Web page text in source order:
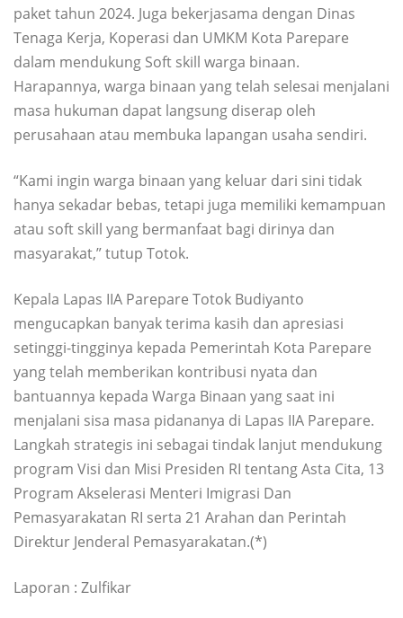
paket tahun 2024. Juga bekerjasama dengan Dinas
Tenaga Kerja, Koperasi dan UMKM Kota Parepare
dalam mendukung Soft skill warga binaan.
Harapannya, warga binaan yang telah selesai menjalani
masa hukuman dapat langsung diserap oleh
perusahaan atau membuka lapangan usaha sendiri.
“Kami ingin warga binaan yang keluar dari sini tidak
hanya sekadar bebas, tetapi juga memiliki kemampuan
atau soft skill yang bermanfaat bagi dirinya dan
masyarakat,” tutup Totok.
Kepala Lapas IIA Parepare Totok Budiyanto
mengucapkan banyak terima kasih dan apresiasi
setinggi-tingginya kepada Pemerintah Kota Parepare
yang telah memberikan kontribusi nyata dan
bantuannya kepada Warga Binaan yang saat ini
menjalani sisa masa pidananya di Lapas IIA Parepare.
Langkah strategis ini sebagai tindak lanjut mendukung
program Visi dan Misi Presiden RI tentang Asta Cita, 13
Program Akselerasi Menteri Imigrasi Dan
Pemasyarakatan RI serta 21 Arahan dan Perintah
Direktur Jenderal Pemasyarakatan.(*)
Laporan : Zulfikar